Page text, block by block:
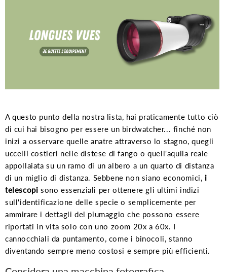
A questo punto della nostra lista, hai praticamente tutto ciò
di cui hai bisogno per essere un birdwatcher... finché non
inizi a osservare quelle anatre attraverso lo stagno, quegli
uccelli costieri nelle distese di fango o quell'aquila reale
appollaiata su un ramo di un albero a un quarto di distanza
di un miglio di distanza. Sebbene non siano economici,i
telescopi sono essenziali per ottenere gli ultimi indizi
sull'identificazione delle specie o semplicemente per
ammirare i dettagli del piumaggio che possono essere
riportati in vita solo con uno zoom 20x a 60x. I
cannocchiali da puntamento, come i binocoli, stanno
diventando sempre meno costosi e sempre più efficienti.